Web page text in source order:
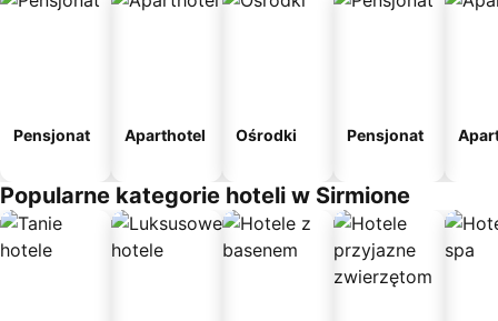
Pensjonat Aparthotel Ośrodki Pensjonat
Popularne kategorie hoteli w Sirmione